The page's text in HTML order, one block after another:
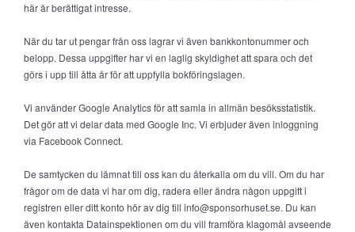
här är berättigat intresse.
När du tar ut pengar från oss lagrar vi även bankkontonummer och
belopp. Dessa uppgifter har vi en laglig skyldighet att spara och det
görs i upp till åtta år för att uppfylla bokföringslagen.
Vi använder Google Analytics för att samla in allmän besöksstatistik.
Det gör att vi delar data med Google Inc. Vi erbjuder även inloggning
via Facebook Connect.
De samtycken du lämnat till oss kan du återkalla om du vill. Om du har
frågor om de data vi har om dig, radera eller ändra någon uppgift i
registren eller ditt konto hör av dig till info@sponsorhuset.se. Du kan
även kontakta Datainspektionen om du vill framföra klagomål avseende